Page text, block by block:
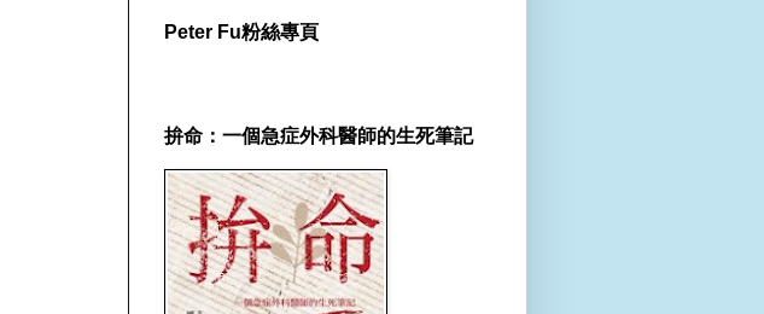
Peter Fu粉絲專頁
拚命：一個急症外科醫師的生死筆記